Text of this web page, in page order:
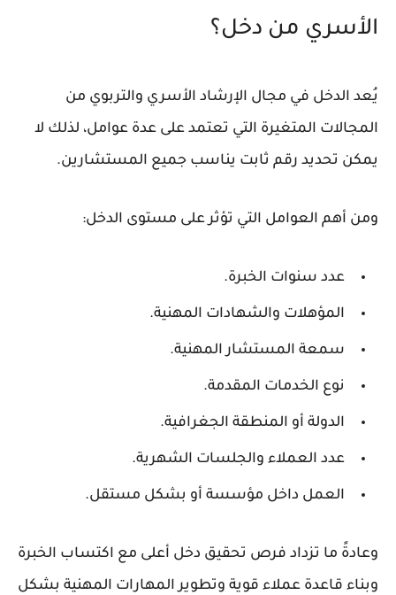
الأسري من دخل؟
يُعد الدخل في مجال الإرشاد الأسري والتربوي من
المجالات المتغيرة التي تعتمد على عدة عوامل، لذلك لا
يمكن تحديد رقم ثابت يناسب جميع المستشارين.
ومن أهم العوامل التي تؤثر على مستوى الدخل:
عدد سنوات الخبرة.
المؤهلات والشهادات المهنية.
سمعة المستشار المهنية.
نوع الخدمات المقدمة.
الدولة أو المنطقة الجغرافية.
عدد العملاء والجلسات الشهرية.
العمل داخل مؤسسة أو بشكل مستقل.
وعادةً ما تزداد فرص تحقيق دخل أعلى مع اكتساب الخبرة
وبناء قاعدة عملاء قوية وتطوير المهارات المهنية بشكل